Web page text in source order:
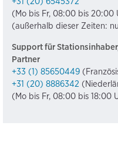
(Mo bis Fr, 08:00 bis 20:00
(außerhalb dieser Zeiten:
Support für
Partner
+33 (1) 85650449
+31 (20) 8886342
(Mo bis Fr, 08:00 bis 18:00